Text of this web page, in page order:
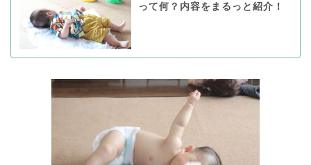
って何？内容をまるっと紹介！